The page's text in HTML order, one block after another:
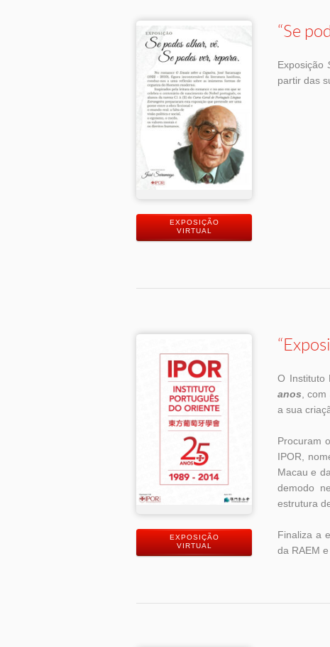
EXPOSIÇÃO
VIRTUAL
“Se
Exposição
partir das
EXPOSIÇÃO
VIRTUAL
O Instituto
anos ,
a sua
Procuram
IPOR,
Macau e
demodo
estrutura
Finaliza a
da RAEM